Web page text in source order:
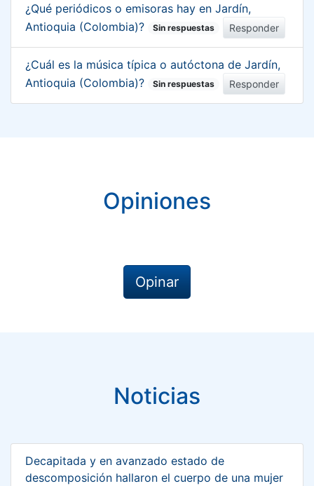
¿Qué periódicos o emisoras hay en Jardín,
Antioquia (Colombia)?
Sin respuestas Responder
¿Cuál es la música típica o autóctona de Jardín,
Antioquia (Colombia)?
Sin respuestas Responder
Opiniones
Opinar
Noticias
Decapitada y en avanzado estado de
descomposición hallaron el cuerpo de una mujer